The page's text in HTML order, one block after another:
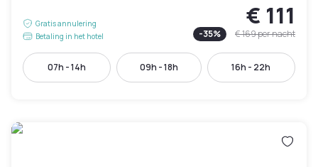
Gratis annulering
Betaling in het hotel
€ 111
-35% € 169per nacht
07h - 14h 09h - 18h 16h - 22h